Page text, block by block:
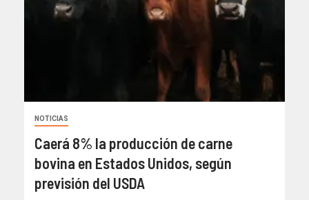
NOTICIAS
Caerá 8% la producción de carne
bovina en Estados Unidos, según
previsión del USDA